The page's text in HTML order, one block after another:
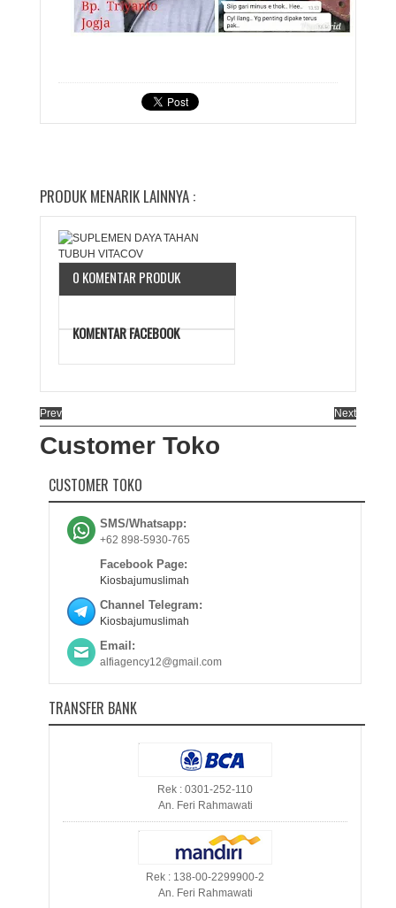
PRODUK MENARIK LAINNYA :
0 KOMENTAR PRODUK
KOMENTAR FACEBOOK
Prev Next
Customer Toko
CUSTOMER TOKO
SMS/Whatsapp:
+62 898-5930-765
Facebook Page:
Kiosbajumuslimah
Channel Telegram:
Kiosbajumuslimah
Email:
alfiagency12@gmail.com
TRANSFER BANK
Rek : 0301-252-110
An. Feri Rahmawati
Rek : 138-00-2299900-2
An. Feri Rahmawati